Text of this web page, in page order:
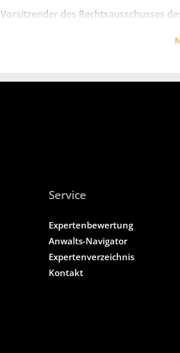
Vorsitzender des Rechtsausschusses
Service
Expertenbewertung
Anwalts-Navigator
Expertenverzeichnis
Kontakt